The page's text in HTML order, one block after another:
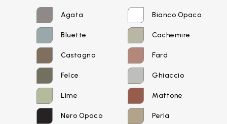
Agata Bianco Opaco
Bluette Cachemire
Castagno Fard
Felce Ghiaccio
Lime Mattone
Nero Opaco Perla